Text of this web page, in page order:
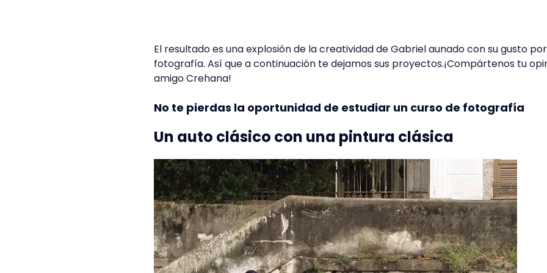
El resultado es una explosión de la creatividad de Gabriel aunado con su gusto
fotografía. Así que a continuación te dejamos sus proyectos.¡Compártenos tu
amigo Crehana!
No te pierdas la oportunidad de estudiar un curso de fotografía
Un auto clásico con una pintura clásica